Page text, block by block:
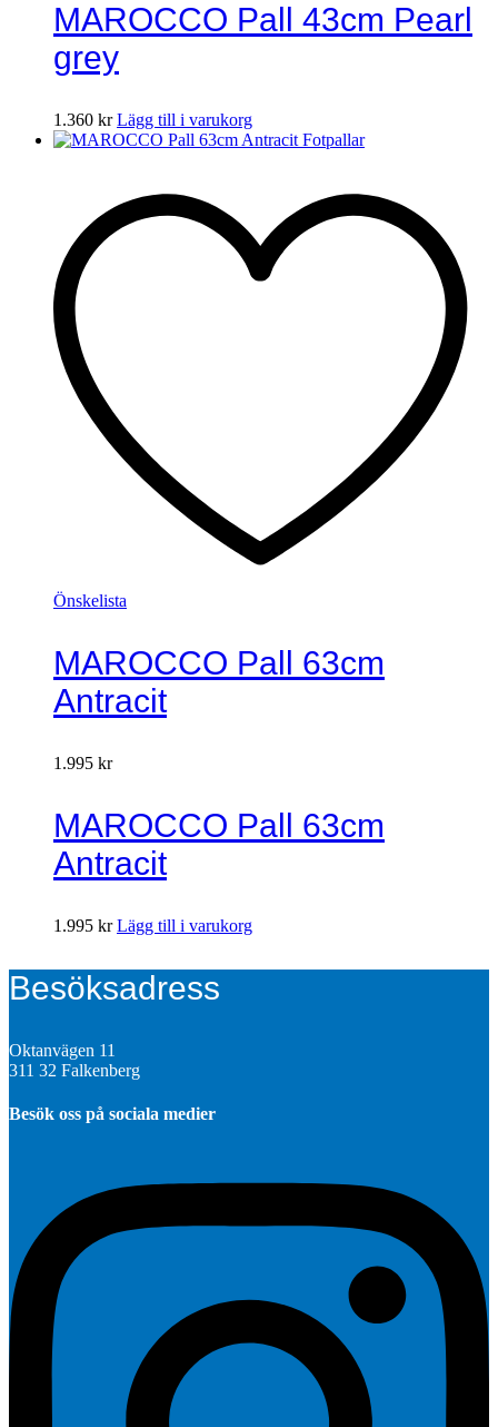
MAROCCO Pall 43cm Pearl
grey
1.360 kr Lägg till i varukorg
Önskelista
MAROCCO Pall 63cm
Antracit
1.995 kr
MAROCCO Pall 63cm
Antracit
1.995 kr Lägg till i varukorg
Besöksadress
Oktanvägen 11
311 32 Falkenberg
Besök oss på sociala medier